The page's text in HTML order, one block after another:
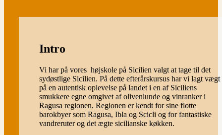
Intro
Vi har på vores højskole på Sicilien valgt at tage til det
sydøstlige Sicilien. På dette efterårskursus har vi lagt vægt
på en autentisk oplevelse på landet i en af Siciliens
smukkere egne omgivet af olivenlunde og vinranker i
Ragusa regionen. Regionen er kendt for sine flotte
barokbyer som Ragusa, Ibla og Scicli og for fantastiske
vandreruter og det ægte sicilianske køkken.